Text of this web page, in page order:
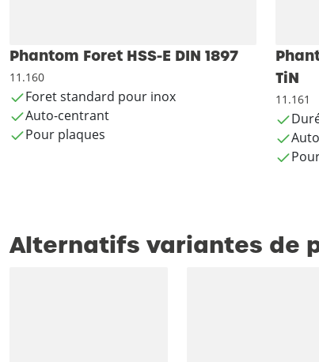
Phantom Foret HSS-E DIN 1897
11.160
Foret standard pour inox
Auto-centrant
Pour plaques
TiN
11.161
Alternatifs variantes de